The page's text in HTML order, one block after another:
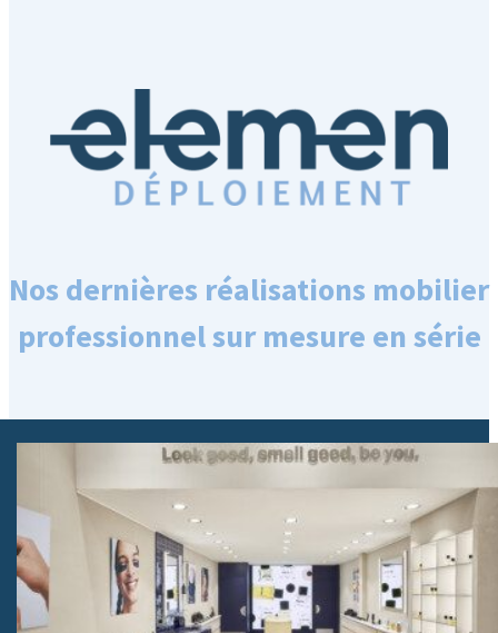
Nos dernières réalisations mobilier
professionnel sur mesure en série